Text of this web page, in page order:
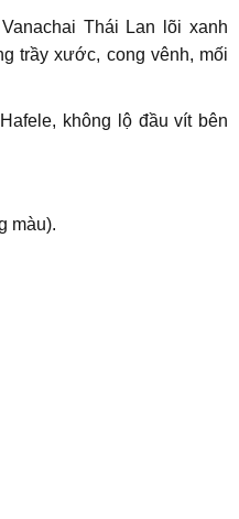
Thái Lan lõi xanh
trầy xước, cong vênh, mối
không lộ đầu vít bên
màu).